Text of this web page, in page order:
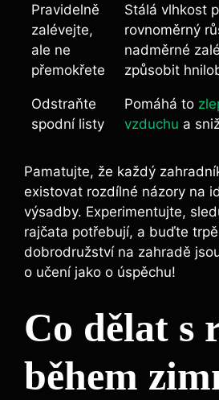
Pravidelně
zalévejte,
ale ‌ne‍
přemokřete
Stálá vlhkost⁢
rovnoměrný
nadměrné
způsobit
Odstraňte
spodní ⁣listy
Pomáhá to ​
vzduchu a
Pamatujte, že každý
existovat rozdílné názory na
⁤výsadby. Experimentujte,
rajčata ⁤potřebují, a buďte
dobrodružství ⁤na zahradě​
o učení jako⁤ o úspěchu!
Co dělat s
během